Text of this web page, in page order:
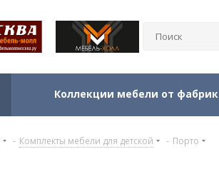
Коллекции мебели от фабрик
- Комплекты мебели для детской - Порто